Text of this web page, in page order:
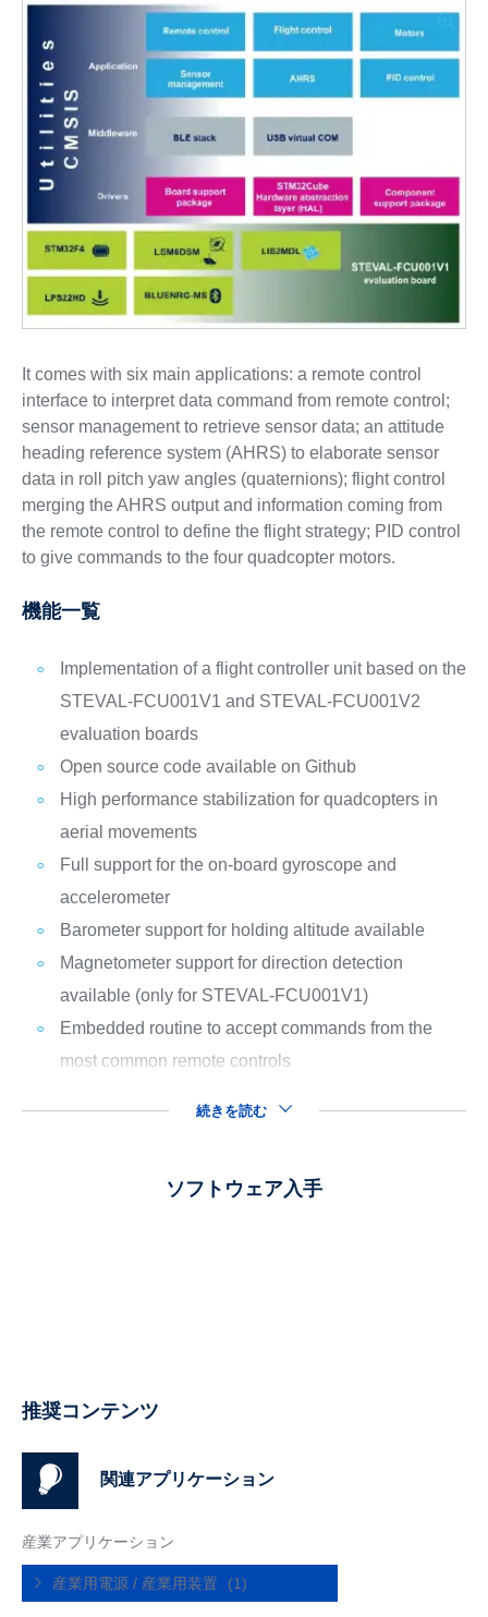
It comes with six main applications: a remote control
interface to interpret data command from remote control;
sensor management to retrieve sensor data; an attitude
heading reference system (AHRS) to elaborate sensor
data in roll pitch yaw angles (quaternions); flight control
merging the AHRS output and information coming from
the remote control to define the flight strategy; PID control
to give commands to the four quadcopter motors.
機能一覧
Implementation of a flight controller unit based on the
STEVAL-FCU001V1 and STEVAL-FCU001V2
evaluation boards
Open source code available on Github
High performance stabilization for quadcopters in
aerial movements
Full support for the on-board gyroscope and
accelerometer
Barometer support for holding altitude available
Magnetometer support for direction detection
available (only for STEVAL-FCU001V1)
Embedded routine to accept commands from the
most common remote controls
続きを読む
ソフトウェア入手
推奨コンテンツ
関連アプリケーション
産業アプリケーション
産業用電源 / 産業用装置 (1)